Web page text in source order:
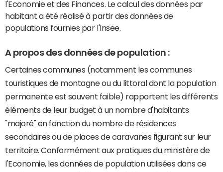
l'Economie et des Finances. Le calcul des données par
habitant a été réalisé à partir des données de
populations fournies par l'Insee.
A propos des données de population :
Certaines communes (notamment les communes
touristiques de montagne ou du littoral dont la population
permanente est souvent faible) rapportent les différents
éléments de leur budget à un nombre d'habitants
"majoré" en fonction du nombre de résidences
secondaires ou de places de caravanes figurant sur leur
territoire. Conformément aux pratiques du ministère de
l'Economie, les données de population utilisées dans ce